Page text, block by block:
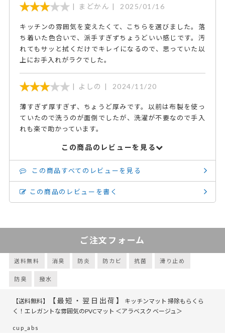
まどかん 2025/01/16
キッチンの雰囲気を変えたくて、こちらを選びました。落
ち着いた色合いで、派手すぎずちょうどいい感じです。汚
れてもサッと拭くだけでキレイになるので、思っていた以
上にお手入れがラクでした。
よしの 2024/11/20
薄すぎず厚すぎず、ちょうど厚みです。以前は布製を使っ
ていたので洗うのが面倒でしたが、洗濯が不要なので手入
れも楽で助かっています。
この商品のレビューを見る
この商品すべてのレビューを見る
この商品のレビューを書く
ご注文フォーム
送料無料 消臭 防炎 防カビ 抗菌 滑り止め
防臭 撥水
【送料無料】 【最短・翌日出荷】
キッチンマット 掃除もらくら
く！エレガントな雰囲気のPVCマット ＜アラベスク ベージュ＞
cup_abs